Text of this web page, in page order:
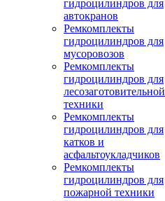
гидроцилиндров для
автокранов
Ремкомплекты
гидроцилиндров для
мусоровозов
Ремкомплекты
гидроцилиндров для
лесозаготовительной
техники
Ремкомплекты
гидроцилиндров для
катков и
асфальтоукладчиков
Ремкомплекты
гидроцилиндров для
пожарной техники